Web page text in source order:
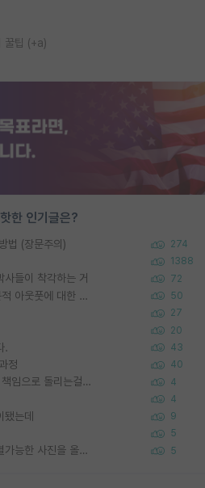
꿀팁 (+a)
한 인기글은?
법 (장문주의) 274
1388
들이 착각하는 거 72
포스텍 억까에 대해 (동문의 학문적 아웃풋에 대한 반박) 50
27
20
. 43
정 40
왜 후배가 못하는걸 교수님은 내 책임으로 돌리는걸까요? 4
4
는데 9
5
정보보안 연구하는 입장에선 식별가능한 사진을 올리는건 비추이긴함 5